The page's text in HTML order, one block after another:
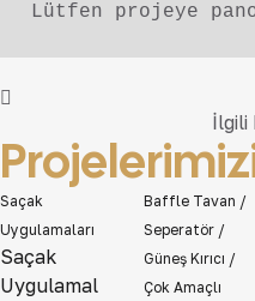
Lütfen projeye
İlgili
Saçak
Uygulamaları
View
Saçak
Uygulamal
Baffle Tavan /
Seperatör /
Güneş Kırıcı /
Çok Amaçlı